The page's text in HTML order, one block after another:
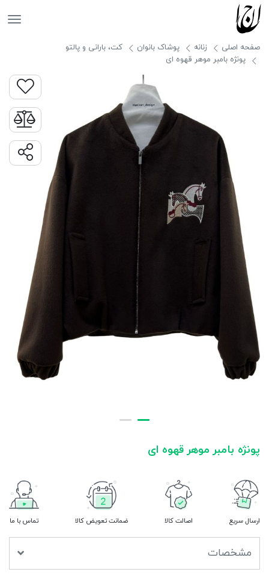
صفحه اصلی زنانه پوشاک بانوان
کت، بارانی و پالتو
پونژه بامبر موهر قهوه ای
پونژه بامبر موهر قهوه ای
ارسال سریع اصالت کالا ضمانت تعویض کالا تماس با ما
مشخصات